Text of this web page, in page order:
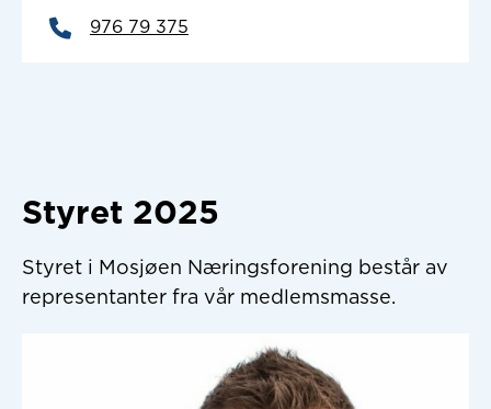
976 79 375
Styret 2025
Styret i Mosjøen Næringsforening består av
representanter fra vår medlemsmasse.